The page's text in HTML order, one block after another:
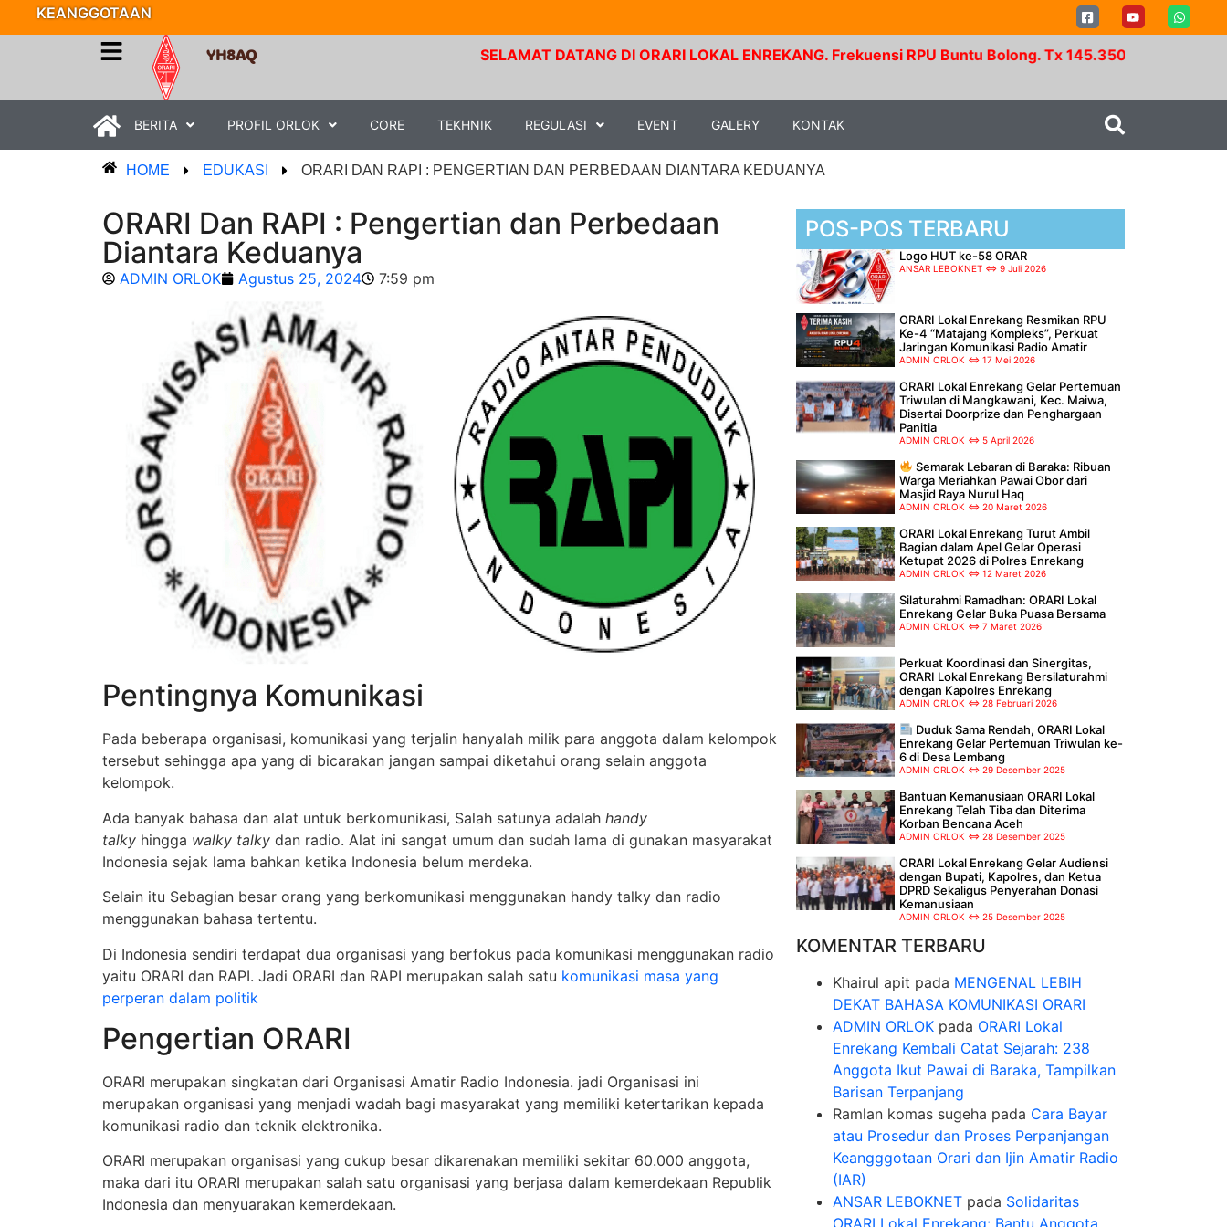
KEANGGOTAAN
YH8AQ SELAMAT DATANG DI ORARI LOKAL ENREKANG. Frekuensi RPU Buntu Bolong. Tx 145.350 Mhz - Rx 147.950
BERITA PROFIL ORLOK CORE TEKHNIK REGULASI EVENT GALERY KONTAK
HOME EDUKASI ORARI DAN RAPI : PENGERTIAN DAN PERBEDAAN DIANTARA KEDUANYA
ORARI Dan RAPI : Pengertian dan Perbedaan
Diantara Keduanya
ADMIN ORLOK Agustus 25, 2024 7:59 pm
Pentingnya Komunikasi
Pada beberapa organisasi, komunikasi yang terjalin hanyalah milik para anggota dalam kelompok
tersebut sehingga apa yang di bicarakan jangan sampai diketahui orang selain anggota
kelompok.
Ada banyak bahasa dan alat untuk berkomunikasi, Salah satunya adalah handy
talky hingga walky talky dan radio. Alat ini sangat umum dan sudah lama di gunakan masyarakat
Indonesia sejak lama bahkan ketika Indonesia belum merdeka.
Selain itu Sebagian besar orang yang berkomunikasi menggunakan handy talky dan radio
menggunakan bahasa tertentu.
Di Indonesia sendiri terdapat dua organisasi yang berfokus pada komunikasi menggunakan radio
yaitu ORARI dan RAPI. Jadi ORARI dan RAPI merupakan salah satu komunikasi masa yang
perperan dalam politik
Pengertian ORARI
ORARI merupakan singkatan dari Organisasi Amatir Radio Indonesia. jadi Organisasi ini
merupakan organisasi yang menjadi wadah bagi masyarakat yang memiliki ketertarikan kepada
komunikasi radio dan teknik elektronika.
ORARI merupakan organisasi yang cukup besar dikarenakan memiliki sekitar 60.000 anggota,
maka dari itu ORARI merupakan salah satu organisasi yang berjasa dalam kemerdekaan Republik
Indonesia dan menyuarakan kemerdekaan.
POS-POS TERBARU
Logo HUT ke-58 ORAR
ANSAR LEBOKNET 9 Juli 2026
ORARI Lokal Enrekang Resmikan RPU
Ke-4 “Matajang Kompleks”, Perkuat
Jaringan Komunikasi Radio Amatir
ADMIN ORLOK 17 Mei 2026
ORARI Lokal Enrekang Gelar Pertemuan
Triwulan di Mangkawani, Kec. Maiwa,
Disertai Doorprize dan Penghargaan
Panitia
ADMIN ORLOK 5 April 2026
Semarak Lebaran di Baraka: Ribuan
Warga Meriahkan Pawai Obor dari
Masjid Raya Nurul Haq
ADMIN ORLOK 20 Maret 2026
ORARI Lokal Enrekang Turut Ambil
Bagian dalam Apel Gelar Operasi
Ketupat 2026 di Polres Enrekang
ADMIN ORLOK 12 Maret 2026
Silaturahmi Ramadhan: ORARI Lokal
Enrekang Gelar Buka Puasa Bersama
ADMIN ORLOK 7 Maret 2026
Perkuat Koordinasi dan Sinergitas,
ORARI Lokal Enrekang Bersilaturahmi
dengan Kapolres Enrekang
ADMIN ORLOK 28 Februari 2026
Duduk Sama Rendah, ORARI Lokal
Enrekang Gelar Pertemuan Triwulan ke-
6 di Desa Lembang
ADMIN ORLOK 29 Desember 2025
Bantuan Kemanusiaan ORARI Lokal
Enrekang Telah Tiba dan Diterima
Korban Bencana Aceh
ADMIN ORLOK 28 Desember 2025
ORARI Lokal Enrekang Gelar Audiensi
dengan Bupati, Kapolres, dan Ketua
DPRD Sekaligus Penyerahan Donasi
Kemanusiaan
ADMIN ORLOK 25 Desember 2025
KOMENTAR TERBARU
Khairul apit pada MENGENAL LEBIH
DEKAT BAHASA KOMUNIKASI ORARI
ADMIN ORLOK pada ORARI Lokal
Enrekang Kembali Catat Sejarah: 238
Anggota Ikut Pawai di Baraka, Tampilkan
Barisan Terpanjang
Ramlan komas sugeha pada Cara Bayar
atau Prosedur dan Proses Perpanjangan
Keangggotaan Orari dan Ijin Amatir Radio
(IAR)
ANSAR LEBOKNET pada Solidaritas